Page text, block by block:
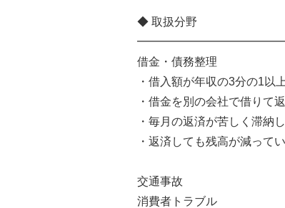
◆ 取扱分野
借金・債務整理
・借入額が年収の3分の1以
・借金を別の会社で借りて
・毎月の返済が苦しく滞納
・返済しても残高が減っ
交通事故
消費者トラブル